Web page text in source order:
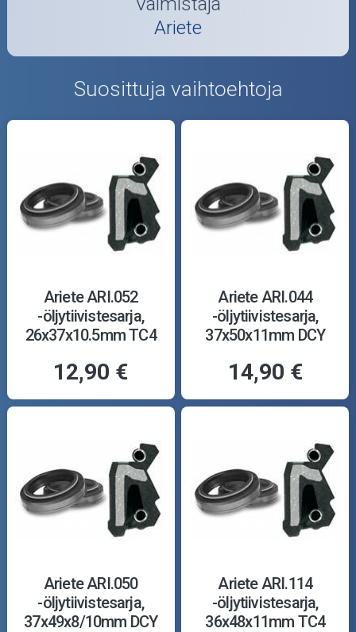
Ariete
Suosittuja vaihtoehtoja
Ariete ARI.052
-öljytiivistesarja,
26x37x10.5mm TC4
12,90 €
Ariete ARI.044
-öljytiivistesarja,
37x50x11mm DCY
14,90 €
Ariete ARI.050
-öljytiivistesarja,
37x49x8/10mm DCY
Ariete ARI.114
-öljytiivistesarja,
36x48x11mm TC4